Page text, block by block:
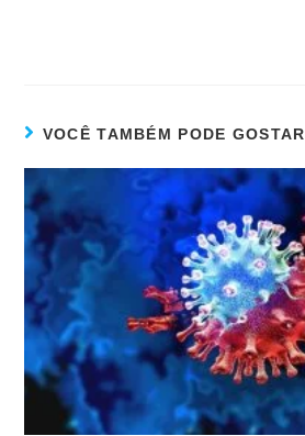
VOCÊ TAMBÉM PODE GOSTAR